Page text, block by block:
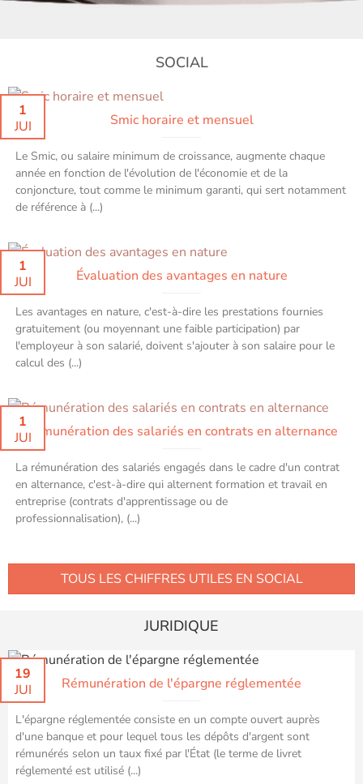
SOCIAL
Smic horaire et mensuel
1
JUI
Le Smic, ou salaire minimum de croissance, augmente chaque
année en fonction de l'évolution de l'économie et de la
conjoncture, tout comme le minimum garanti, qui sert notamment
de référence à (...)
Évaluation des avantages en nature
1
JUI
Les avantages en nature, c'est-à-dire les prestations fournies
gratuitement (ou moyennant une faible participation) par
l'employeur à son salarié, doivent s'ajouter à son salaire pour le
calcul des (...)
Rémunération des salariés en contrats en alternance
1
JUI
La rémunération des salariés engagés dans le cadre d'un contrat
en alternance, c'est-à-dire qui alternent formation et travail en
entreprise (contrats d'apprentissage ou de
professionnalisation), (...)
TOUS LES CHIFFRES UTILES EN SOCIAL
JURIDIQUE
Rémunération de l'épargne réglementée
19
JUI
L'épargne réglementée consiste en un compte ouvert auprès
d'une banque et pour lequel tous les dépôts d'argent sont
rémunérés selon un taux fixé par l'État (le terme de livret
réglementé est utilisé (...)